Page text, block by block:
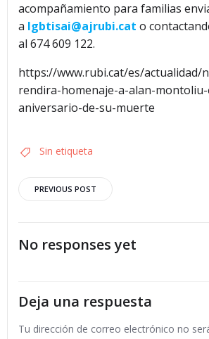
acompañamiento para familias
a lgbtisai@ajrubi.cat o
al 674 609 122.
https://www.rubi.cat/es/actualidad/
rendira-homenaje-a-alan-
aniversario-de-su-muerte
Sin etiqueta
Navegación
por
las
entradas
PREVIOUS POST
por
No responses yet
Deja una respuesta
Tu dirección de correo electrónico no